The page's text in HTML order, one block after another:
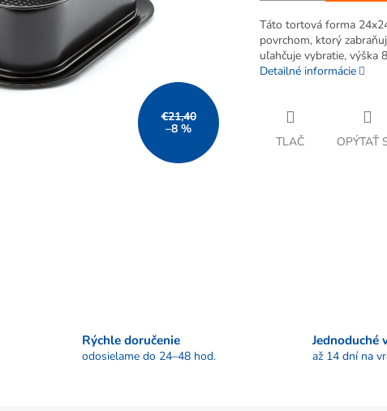
€21,40
–8 %
Táto tortová forma
povrchom, ktorý
uľahčuje vybratie, výška
Detailné informácie
TLAČ OPÝTAŤ
Rýchle doručenie
odosielame do 24–48 hod.
Jednoduché
až 14 dní na